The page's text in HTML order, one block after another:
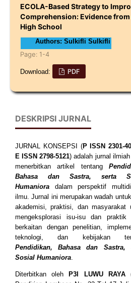
ECOLA-Based Strategy to
Comprehension: Evidence
High School
Authors: Sulkifli Sulkifli
Page: 1-4
Download: PDF
DESKRIPSI JURNAL
JURNAL KONSEPSI (P ISSN2301-
E ISSN2798-5121) adalah jurnal
menerbitkan artikel tentang
Bahasa dan Sastra, serta
Humaniora dalam perspektif
ilmu. Jurnal ini merupakan wadah
akademisi, praktisi, dan masyarakat
mengeksplorasi isu-isu dan praktik
berkaitan dengan penelitian,
teknologi, dan kebijakan
Pendidikan, Bahasa dan Sastra,
Sosial Humaniora
Diterbitkan oleh P3I LUWU RAYA